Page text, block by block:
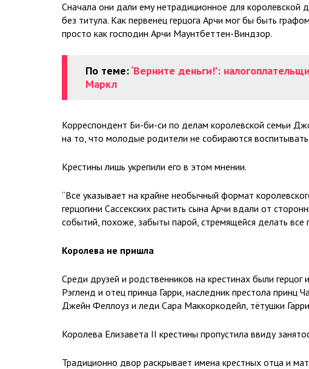
Сначала они дали ему нетрадиционное для королевской
без титула. Как первенец герцога Арчи мог бы быть
просто как господин Арчи Маунтбеттен-Виндзор.
По теме:‘Верните деньги!’:
Маркл
Корреспондент Би-би-си по делам королевской семьи
на то, что молодые родители не собираются воспитывать
Крестины лишь укрепили его в этом мнении.
“Все указывает на крайне необычный формат
герцогини Сассекских растить сына Арчи вдали от
событий, похоже, забыты парой, стремящейся делать все
Королева не пришла
Среди друзей и родственников на крестинах были
Рэгленд и отец принца Гарри, наследник престола принц
Джейн Феллоуз и леди Сара Маккоркодейл, тётушки
Королева Елизавета II крестины пропустила ввиду
Традиционно двор раскрывает имена крестных отца и